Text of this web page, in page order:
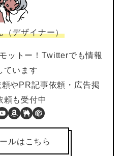
（デザイナー）
ットー！Twitterでも情報
ています
やPR記事依頼・広告掲
頼も受付中
Amazon
BOOTH
PIXTA
ルはこちら